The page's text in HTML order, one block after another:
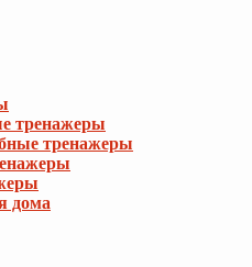
тренажеры
тренажеры
дома